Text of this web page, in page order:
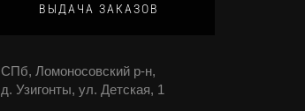
ВЫДАЧА ЗАКАЗОВ
СПб, Ломоносовский р-н,
д. Узигонты, ул. Детская, 1